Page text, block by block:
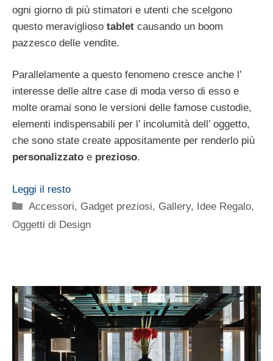
ogni giorno di più stimatori e utenti che scelgono
questo meraviglioso tablet causando un boom
pazzesco delle vendite.
Parallelamente a questo fenomeno cresce anche l’
interesse delle altre case di moda verso di esso e
molte oramai sono le versioni delle famose custodie,
elementi indispensabili per l’ incolumità dell’ oggetto,
che sono state create appositamente per renderlo più
personalizzato e prezioso.
Leggi il resto
Categorie
Accessori, Gadget preziosi, Gallery, Idee Regalo,
Oggetti di Design